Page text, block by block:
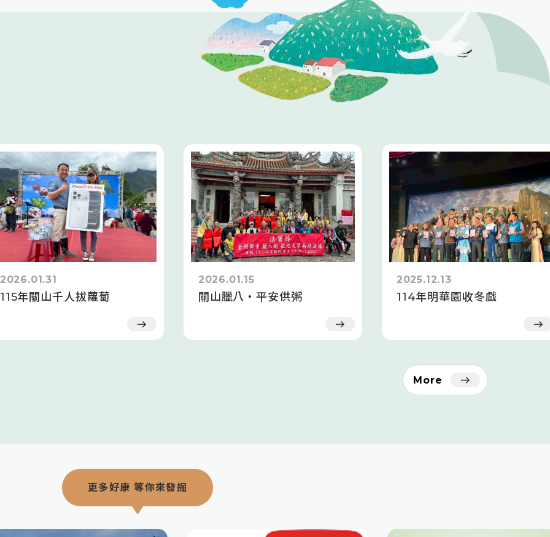
2026.01.31
115年關山千人拔蘿蔔
2026.01.15
關山臘八・平安供粥
2025.12.13
114年明華園收冬戲
More
更多好康 等你來發掘